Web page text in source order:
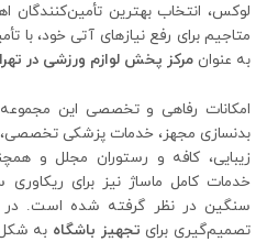
لوکس، انتخاب بهترین تأمین‌کنندگان
متاجیم برای رفع نیازهای آتی خود، با
به عنوان مرکز پخش لوازم ورزشی در
امکانات رفاهی و تخصصی این
بدنسازی مجهز، خدمات پزشکی
زیبایی، کافه و رستوران مجلل و
خدمات کامل ماساژ نیز برای
سنگین در نظر گرفته شده است.
تصمیم‌گیری برای تجهیز باشگاه به شکل